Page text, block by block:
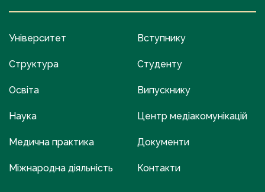
Університет
Структура
Освіта
Наука
Медична практика
Міжнародна діяльність
Вступнику
Студенту
Випускнику
Центр медіакомунікацій
Документи
Контакти